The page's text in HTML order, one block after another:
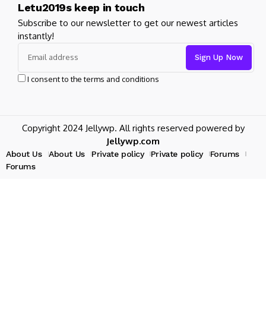
Letu2019s keep in touch
Subscribe to our newsletter to get our newest articles
instantly!
I consent to the terms and conditions
Copyright 2024 Jellywp. All rights reserved powered by
Jellywp.com
About Us About Us Private policy Private policy
Forums
Forums